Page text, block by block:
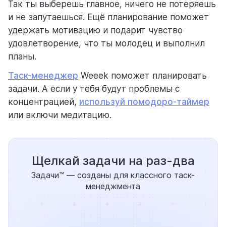
Так ты выберешь главное, ничего не потеряешь
и не запутаешься. Ещё планирование поможет
удержать мотивацию и подарит чувство
удовлетворение, что ты молодец и выполнил
планы.
Таск-менеджер Weeek поможет планировать
задачи. А если у тебя будут проблемы с
концентрацией, используй помодоро-таймер
или включи медитацию.
Щелкай задачи на раз-два
Задачи™ — созданы для классного таск-
менеджмента